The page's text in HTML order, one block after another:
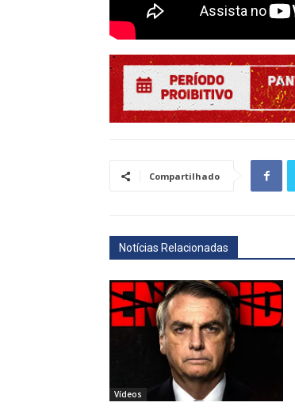
Compartilhado
Notícias Relacionadas
Vídeos